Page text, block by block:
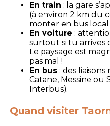
En train : la gare
(à environ 2 km du
monter en bus local
En voiture :
surtout si tu arrives
Le paysage est
pas mal !
En bus : des
Catane, Messine ou
Interbus).
Quand visiter